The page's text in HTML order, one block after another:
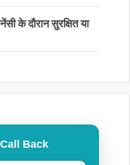
के दौरान सुरक्षित या
Back